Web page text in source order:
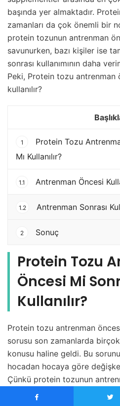
başında yer almaktadır.
zamanları da çok önemli bir
protein tozunun antrenman
savunurken, bazı kişiler ise
sonrası kullanımının daha
Peki, Protein tozu antrenman
kullanılır?
1
Protein Tozu
Mı Kullanılır?
1.1 Antrenman Öncesi
1.2 Antrenman Sonrası
2 Sonuç
Protein Tozu
Öncesi Mi
Kullanılır?
Protein tozu antrenman öncesi
sorusu son zamanlarda
konusu haline geldi. Bu
hocadan hocaya göre
Çünkü protein tozunun
antrenman sonrası kullanımı